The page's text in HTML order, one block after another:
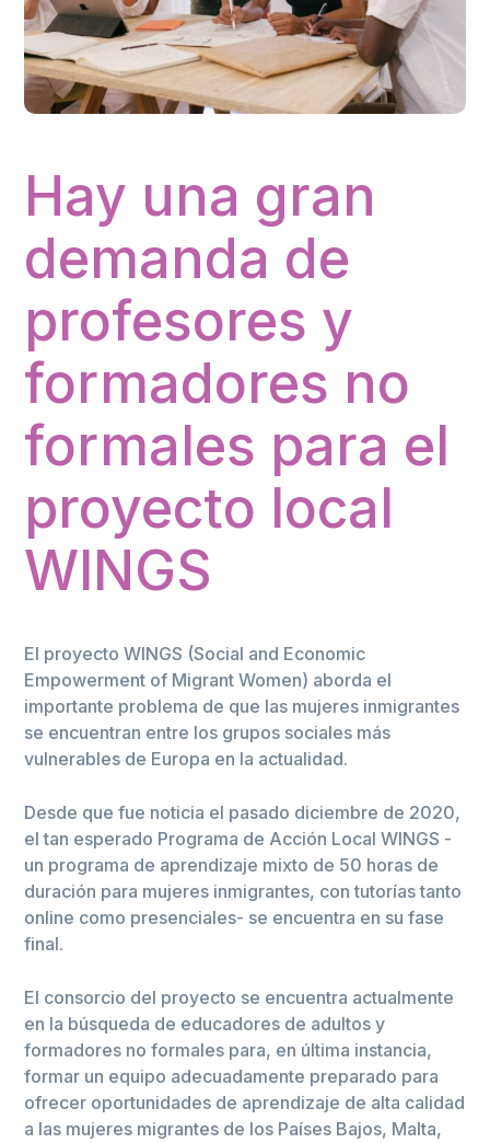
Hay una gran
demanda de
profesores y
formadores no
formales para el
proyecto local
WINGS
El proyecto WINGS (Social and Economic
Empowerment of Migrant Women) aborda el
importante problema de que las mujeres inmigrantes
se encuentran entre los grupos sociales más
vulnerables de Europa en la actualidad.
Desde que fue noticia el pasado diciembre de 2020,
el tan esperado Programa de Acción Local WINGS -
un programa de aprendizaje mixto de 50 horas de
duración para mujeres inmigrantes, con tutorías tanto
online como presenciales- se encuentra en su fase
final.
El consorcio del proyecto se encuentra actualmente
en la búsqueda de educadores de adultos y
formadores no formales para, en última instancia,
formar un equipo adecuadamente preparado para
ofrecer oportunidades de aprendizaje de alta calidad
a las mujeres migrantes de los Países Bajos, Malta,